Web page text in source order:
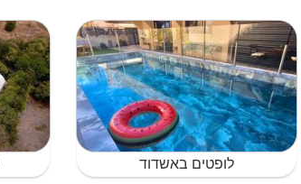
לופטים באשדוד